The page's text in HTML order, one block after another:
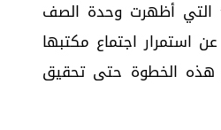
التي أظهرت وحدة الصف
استمرار اجتماع مكتبها
هذه الخطوة حتى تحقيق